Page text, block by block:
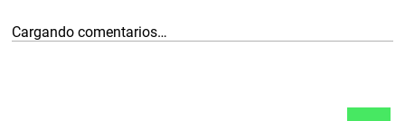
Cargando comentarios…